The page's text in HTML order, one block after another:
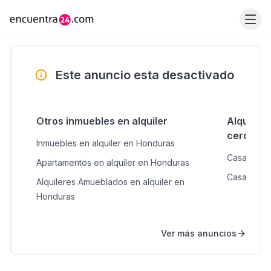
Este anuncio esta desactivado
Otros inmuebles en alquiler
Inmuebles en alquiler en Honduras
Apartamentos en alquiler en Honduras
Alquileres Amueblados en alquiler en
Honduras
Alquiler
Casas en
Casas en
Ver más anuncios